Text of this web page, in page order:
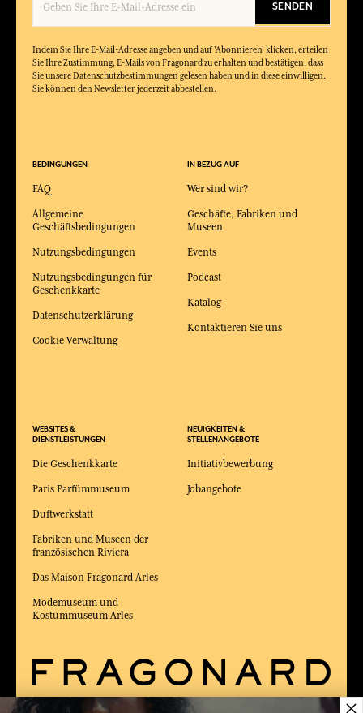
SENDEN
Indem Sie Ihre E-Mail-Adresse angeben und auf 'Abonnieren' klicken, erteilen
Sie Ihre Zustimmung, E-Mails von Fragonard zu erhalten und bestätigen, dass
Sie unsere Datenschutzbestimmungen gelesen haben und in diese einwilligen.
Sie können den Newsletter jederzeit abbestellen.
BEDINGUNGEN
FAQ
Allgemeine
Geschäftsbedingungen
Nutzungsbedingungen
Nutzungsbedingungen für
Geschenkkarte
Datenschutzerklärung
Cookie Verwaltung
WEBSITES &
DIENSTLEISTUNGEN
Die Geschenkkarte
Paris Parfümmuseum
Duftwerkstatt
Fabriken und Museen der
französischen Riviera
Das Maison Fragonard Arles
Modemuseum und
Kostümmuseum Arles
IN BEZUG AUF
Wer sind wir?
Geschäfte, Fabriken und
Museen
Events
Podcast
Katalog
Kontaktieren Sie uns
NEUIGKEITEN &
STELLENANGEBOTE
Initiativbewerbung
Jobangebote